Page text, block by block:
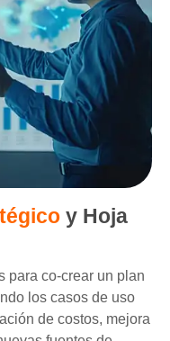
y Hoja
para co-crear un plan
los casos de uso
de costos, mejora